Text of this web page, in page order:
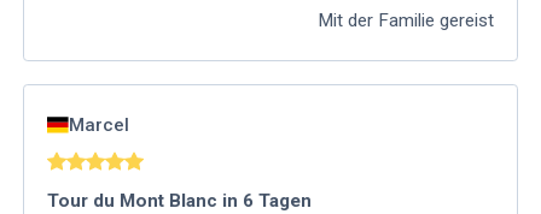
Mit der Familie gereist
Marcel
Tour du Mont Blanc in 6 Tagen